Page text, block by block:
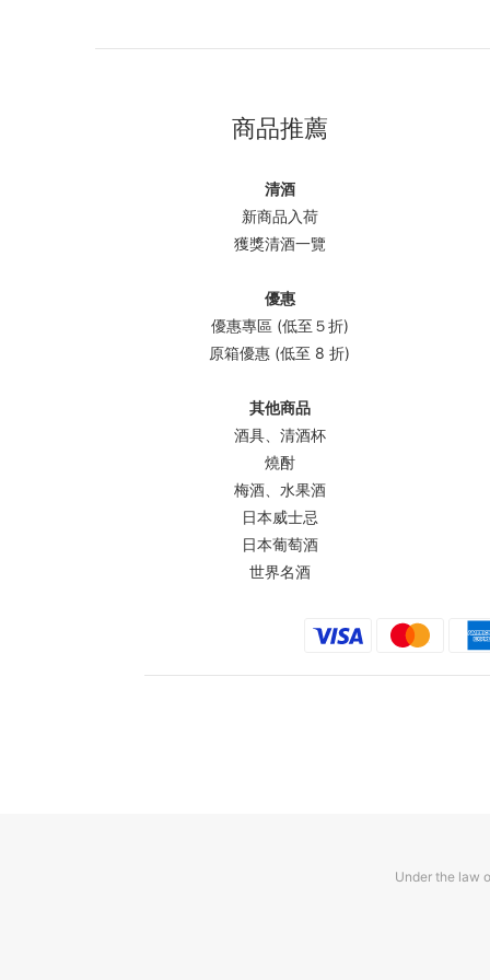
商品推薦
清酒
新商品入荷
獲獎清酒一覽
優惠
優惠專區 (低至５折)
原箱優惠 (低至 8 折)
其他商品
酒具、清酒杯
燒酎
梅酒、水果酒
日本威士忌
日本葡萄酒
世界名酒
Under the law